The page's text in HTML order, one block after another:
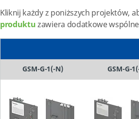
Kliknij każdy z poniższych projektów,
produktuzawiera dodatkowe
GSM-G-1(-N)
GSM-G-